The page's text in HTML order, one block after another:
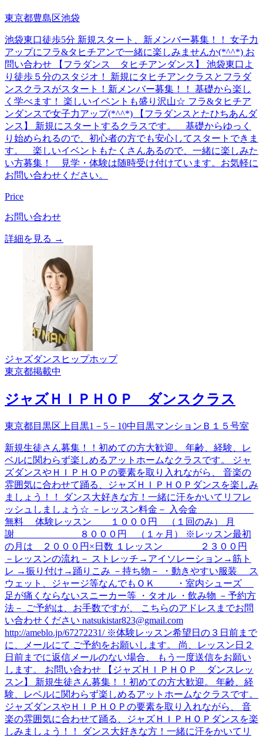
東京都豊島区池袋
池袋東口徒歩5分 新規スタート、新メンバー募集！！ 女子力
アップにフラ&タヒチアンで一緒に楽しみませんか(*^^*) お
問い合わせ 【フラダンス タヒチアンダンス】 池袋東口よ
り徒歩５分のスタジオ！ 新規にタヒチアンクラスとフラダ
ンスクラスがスタート！新メンバー募集！！ 基礎から楽し
く学べます！ 楽しいイベントも盛り沢山☆ フラ&タヒチア
ンダンスで女子力アップ(*^^*) 【フラダンスとたひちあんダ
ンス】 新規にスタートするクラスです。 基礎からゆっく
り始められるので、初心者の方でも安心してスタートできま
す。 楽しいイベントもたくさんあるので、一緒に楽しみた
い方募集！ 見学・体験は随時受け付けています。お気軽に
お問い合わせください。
Price
お問い合わせ
詳細を見る →
ジャズダンス ヒップホップ
東京都掲載中
ジャズＨＩＰＨＯＰ ダンスクラス
東京都目黒区上目黒1－5－10中目黒マンションＢ１５号室
新規生徒さん募集！！初めての方大歓迎。 年齢、経験、レ
ベルに関わらず楽しめるアットホームなクラスです。 ジャ
ズダンスやＨＩＰＨＯＰの要素を取り入れながら、 音楽の
雰囲気に合わせて踊る、ジャズＨＩＰＨＯＰダンスを楽しみ
ましょう！！ ダンス大好きな方！一緒に汗をかいてリフレ
ッシュしましょう☆ －レッスン料金－ 入会金
無料 体験レッスン １０００円 （１回のみ） 月
謝 ８０００円 （１ヶ月） ※レッスン最初
の月は ２０００円×日数 １レッスン ２３００円
－レッスンの流れ－ ストレッチ→アイソレーション→筋ト
レ →振り付け→踊りこみ －持ち物－ ・動きやすい服装 ス
ウェット、ジャージ等なんでもＯＫ ・室内シューズ
足が痛くならないスニーカー等 ・タオル ・飲み物 －予約方
法－ ご予約は、お手数ですが、 こちらのアドレスまでお問
い合わせください natsukistar823@gmail.com
http://ameblo.jp/67272231/ ※体験レッスン希望日の３日前まで
に、メールにて ご予約をお願いします。 尚、レッスン日２
日前までに返信メールのない場合、 もう一度送信をお願い
します。 お問い合わせ 【ジャズＨＩＰＨＯＰ ダンスレッ
スン】 新規生徒さん募集！！初めての方大歓迎。 年齢、経
験、レベルに関わらず楽しめるアットホームなクラスです。
ジャズダンスやＨＩＰＨＯＰの要素を取り入れながら、 音
楽の雰囲気に合わせて踊る、ジャズＨＩＰＨＯＰダンスを楽
しみましょう！！ ダンス大好きな方！一緒に汗をかいてリ